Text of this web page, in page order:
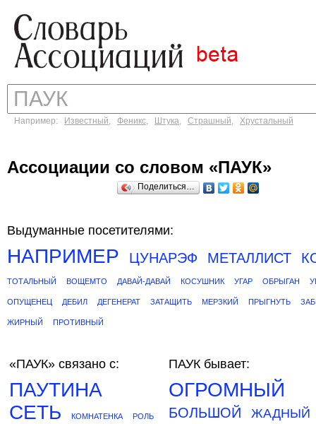
Например: Известный, Феникс, Штука, Страшный, Хрустальный
Ассоциации со словом «ПАУК»
Поделиться…
Выдуманные посетителями:
НАПРИМЕР ЦУНАРЭФ МЕТАЛЛИСТ
ТОТАЛЬНЫЙ ВОЩЕМТО ДАВАЙ-ДАВАЙ КОСУШНИК УГАР ОБРЫГАН
ОПУЩЕНЕЦ ДЕБИЛ ДЕГЕНЕРАТ ЗАТАЩИТЬ МЕРЗКИЙ ПРЫГНУТЬ
ЖИРНЫЙ ПРОТИВНЫЙ
«ПАУК» связано с:
ПАУТИНА
СЕТЬ
КОМНАТЕНКА РОЛЬ
ПАУК бывает:
ОГРОМНЫЙ
БОЛЬШОЙ
ЖАДНЫЙ